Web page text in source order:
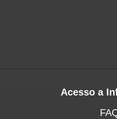
Acesso a